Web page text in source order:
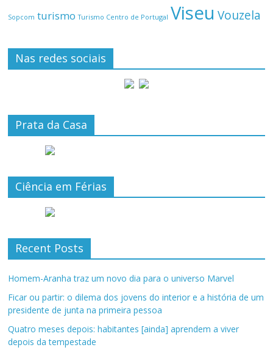
Sopcom turismo Turismo Centro de Portugal Viseu Vouzela
Nas redes sociais
Prata da Casa
Ciência em Férias
Recent Posts
Homem-Aranha traz um novo dia para o universo Marvel
Ficar ou partir: o dilema dos jovens do interior e a história de um
presidente de junta na primeira pessoa
Quatro meses depois: habitantes [ainda] aprendem a viver
depois da tempestade